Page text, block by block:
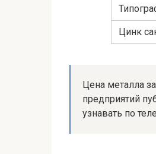
Цинк
Цена металла
предприятий
узнавать по